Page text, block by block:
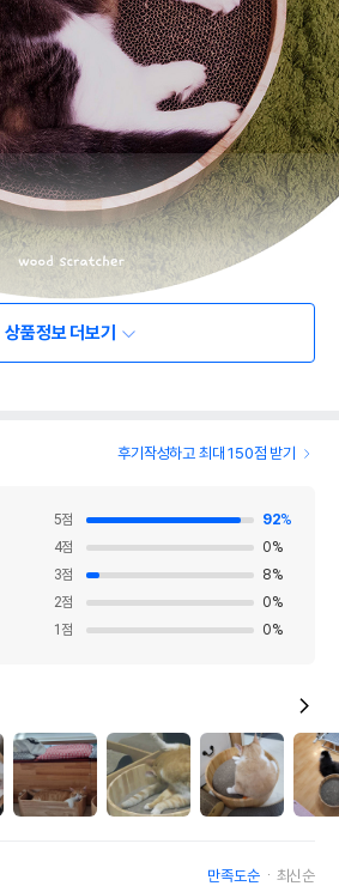
상품정보 더보기
후기작성하고 최대 150점 받기
5점 92%
4점 0%
3점 8%
2점 0%
1 점 0%
만족도순 최신순